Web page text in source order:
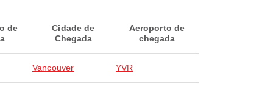
de
Cidade de
Chegada
Aeroporto de
chegada
Vancouver YVR